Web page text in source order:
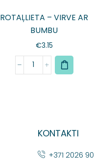
ROTAĻLIETA – VIRVE AR
BUMBU
€3.15
KONTAKTI
+371 2026